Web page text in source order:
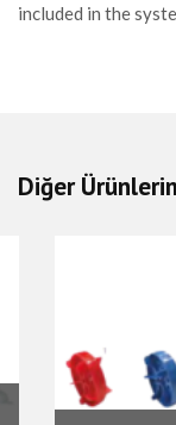
included in the
Diğer